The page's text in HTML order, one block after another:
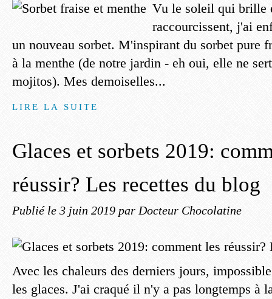
Vu le soleil qui brille
raccourcissent, j'ai
un nouveau sorbet. M'inspirant du sorbet pure
à la menthe (de notre jardin - eh oui, elle ne
mojitos). Mes demoiselles...
LIRE LA SUITE
Glaces et sorbets 2019:
réussir? Les recettes du blog
Publié le 3 juin 2019 par Docteur Chocolatine
Avec les chaleurs des derniers jours,
les glaces. J'ai craqué il n'y a pas longtemps à